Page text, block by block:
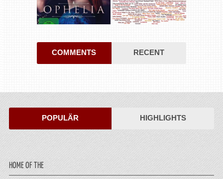
COMMENTS RECENT
POPULÄR HIGHLIGHTS
HOME OF THE